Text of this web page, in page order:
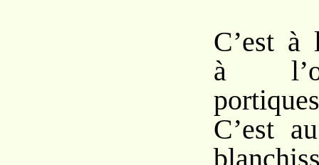
C’est à
à
C’est